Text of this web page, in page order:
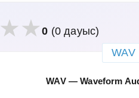
0 (0 дауыс)
WAV
WAV — Waveform